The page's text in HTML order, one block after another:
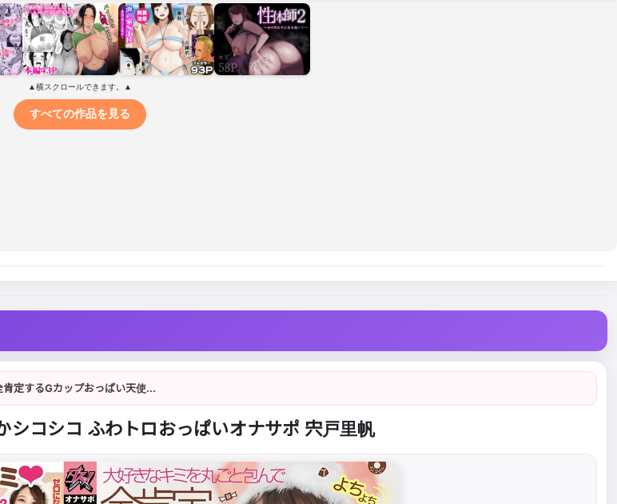
定するGカップおっぱい天使...
コシコ ふわトロおっぱいオナサポ 宍戸里帆